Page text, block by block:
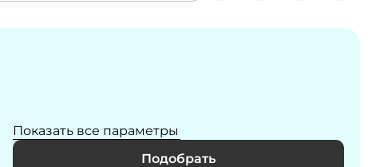
Показать все параметры
Подобрать